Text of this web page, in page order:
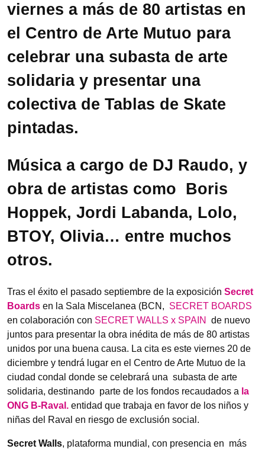
viernes a más de 80 artistas en
el Centro de Arte Mutuo para
celebrar una subasta de arte
solidaria y presentar una
colectiva de Tablas de Skate
pintadas.
Música a cargo de DJ Raudo, y
obra de artistas como Boris
Hoppek, Jordi Labanda, Lolo,
BTOY, Olivia… entre muchos
otros.
Tras el éxito el pasado septiembre de la exposición Secret
Boards en la Sala Miscelanea (BCN, SECRET BOARDS
en colaboración con SECRET WALLS x SPAIN
de nuevo
juntos para presentar la obra inédita de más de 80 artistas
unidos por una buena causa. La cita es este viernes 20 de
diciembre y tendrá lugar en el Centro de Arte Mutuo de la
ciudad condal donde se celebrará una subasta de arte
solidaria, destinando parte de los fondos recaudados a la
ONG B-Raval. entidad que trabaja en favor de los niños y
niñas del Raval en riesgo de exclusión social.
Secret Walls, plataforma mundial, con presencia en más